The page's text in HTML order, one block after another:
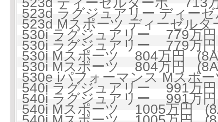
523d ラグジュアリー ディー
523d Mスポーツ ディーゼル
530i ラグジュアリー 779万
530i ラグジュアリー 779万
530i Mスポーツ 804万円
530i Mスポーツ 804万円
530e iパフォーマンス Mスポ
540i ラグジュアリー 991万
540i ラグジュアリー 991万
540i Mスポーツ 1005万円